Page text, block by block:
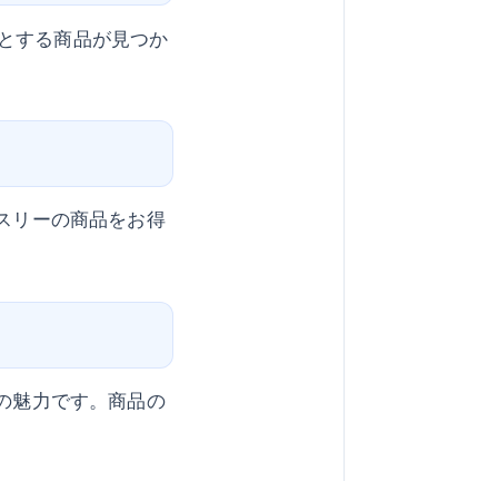
する商品が見つか
リーの商品をお得
魅力です。商品の